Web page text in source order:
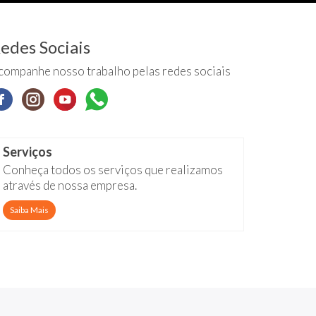
Sociais
nosso trabalho pelas redes sociais
Serviços
Conheça todos os serviços que realizamos
através de nossa empresa.
Saiba Mais